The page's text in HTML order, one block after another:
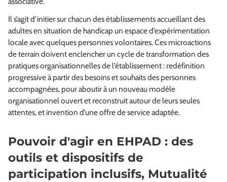
Il s’agit d’initier sur chacun des établissements accueillant des
adultes en situation de handicap un espace d’expérimentation
locale avec quelques personnes volontaires. Ces microactions
de terrain doivent enclencher un cycle de transformation des
pratiques organisationnelles de l’établissement : redéfinition
progressive à partir des besoins et souhaits des personnes
accompagnées, pour aboutir à un nouveau modèle
organisationnel ouvert et reconstruit autour de leurs seules
attentes, et invention d’une offre de service adaptée.
Pouvoir d'agir en EHPAD : des
outils et dispositifs de
participation inclusifs, Mutualité